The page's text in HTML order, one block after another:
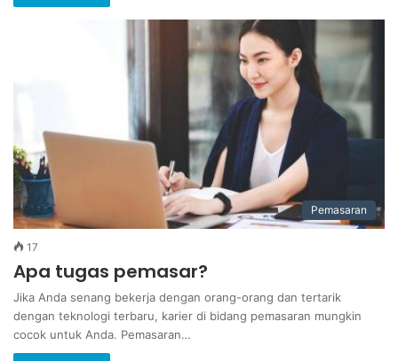
Pemasaran
17
Apa tugas pemasar?
Jika Anda senang bekerja dengan orang-orang dan tertarik
dengan teknologi terbaru, karier di bidang pemasaran mungkin
cocok untuk Anda. Pemasaran…